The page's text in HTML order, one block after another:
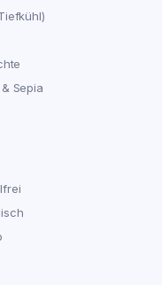
Sepia